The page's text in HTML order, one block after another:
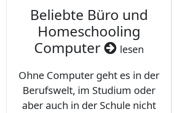
Beliebte Büro und
Homeschooling
Computer
lesen
Ohne Computer geht es in der
Berufswelt, im Studium oder
aber auch in der Schule nicht